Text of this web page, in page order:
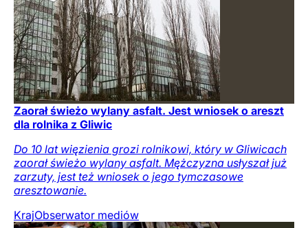
Zaorał świeżo wylany asfalt. Jest wniosek o areszt
dla rolnika z Gliwic
Do 10 lat więzienia grozi rolnikowi, który w Gliwicach
zaorał świeżo wylany asfalt. Mężczyzna usłyszał już
zarzuty, jest też wniosek o jego tymczasowe
aresztowanie.
KrajObserwator mediów